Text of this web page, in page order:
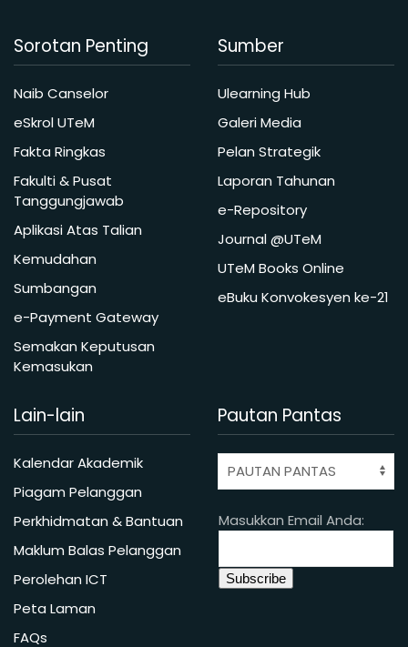
Sorotan Penting
Naib Canselor
eSkrol UTeM
Fakta Ringkas
Fakulti & Pusat
Tanggungjawab
Aplikasi Atas Talian
Kemudahan
Sumbangan
e-Payment Gateway
Semakan Keputusan
Kemasukan
Sumber
Ulearning Hub
Galeri Media
Pelan Strategik
Laporan Tahunan
e-Repository
Journal @UTeM
UTeM Books Online
eBuku Konvokesyen ke-21
Lain-lain
Kalendar Akademik
Piagam Pelanggan
Perkhidmatan & Bantuan
Maklum Balas Pelanggan
Perolehan ICT
Peta Laman
FAQs
Pautan Pantas
Masukkan Email Anda: